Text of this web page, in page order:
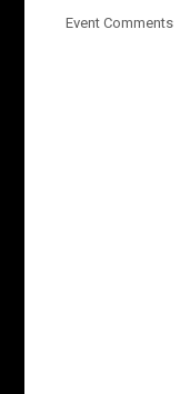
Event Comments